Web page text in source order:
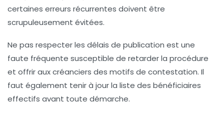
certaines erreurs récurrentes doivent être
scrupuleusement évitées.
Ne pas respecter les délais de publication est une
faute fréquente susceptible de retarder la procédure
et offrir aux créanciers des motifs de contestation. Il
faut également tenir à jour la liste des bénéficiaires
effectifs avant toute démarche.